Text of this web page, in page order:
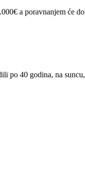
a poravnanjem će
po 40 godina, na